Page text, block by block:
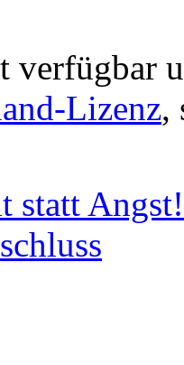
verfügbar
Lizenz,
statt Angst!